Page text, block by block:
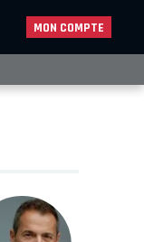
MON COMPTE